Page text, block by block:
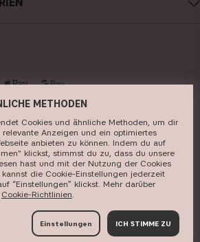
AB. Wir verwenden Cookies -
hier
METHODEN
Cookies und ähnliche Methoden, um dir
relevante Anzeigen und ein optimiertes
anbieten zu können. Indem du auf
klickst, stimmst du zu, dass du unsere
hast und mit der Nutzung der Cookies
die Cookie-Einstellungen jederzeit
“Einstellungen” klickst. Mehr darüber
Cookie-Richtlinien​.
Einstellungen ICH STIMME ZU